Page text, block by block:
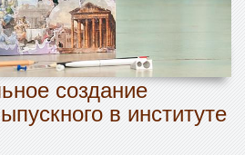
создание
в институте